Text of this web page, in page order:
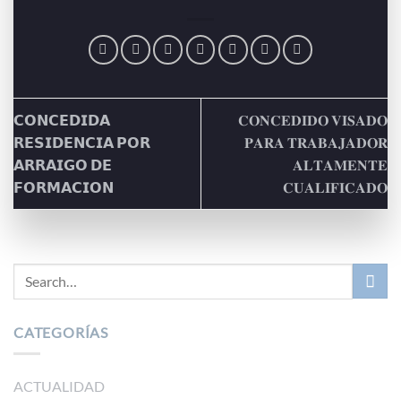
𝗖𝗢𝗡𝗖𝗘𝗗𝗜𝗗𝗔
𝗥𝗘𝗦𝗜𝗗𝗘𝗡𝗖𝗜𝗔 𝗣𝗢𝗥
𝗔𝗥𝗥𝗔𝗜𝗚𝗢 𝗗𝗘
𝗙𝗢𝗥𝗠𝗔𝗖𝗜𝗢𝗡
𝐂𝐎𝐍𝐂𝐄𝐃𝐈𝐃𝐎 𝐕𝐈𝐒𝐀𝐃𝐎
𝐏𝐀𝐑𝐀 𝐓𝐑𝐀𝐁𝐀𝐉𝐀𝐃𝐎𝐑
𝐀𝐋𝐓𝐀𝐌𝐄𝐍𝐓𝐄
𝐂𝐔𝐀𝐋𝐈𝐅𝐈𝐂𝐀𝐃𝐎
CATEGORÍAS
ACTUALIDAD